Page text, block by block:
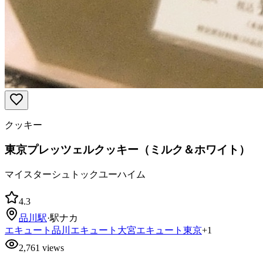
クッキー
東京プレッツェルクッキー（ミルク＆ホワイト）
マイスターシュトックユーハイム
4.3
品川 駅·駅ナカ
エキュート品川 エキュート大宮エキュート東京+1
2,761 views